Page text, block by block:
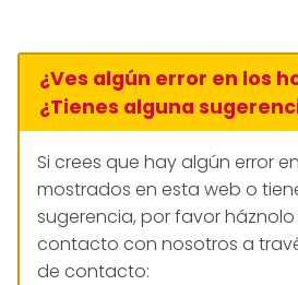
¿Ves algún error en los
¿Tienes alguna
Si crees que hay algún error
mostrados en esta web o
sugerencia, por favor
contacto con nosotros a
de contacto: